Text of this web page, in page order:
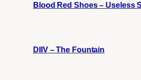
Blood Red Shoes – Useless
DIIV – The Fountain